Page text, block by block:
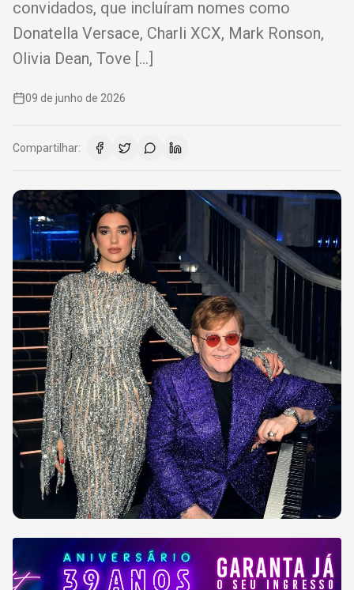
convidados, que incluíram nomes como
Donatella Versace, Charli XCX, Mark Ronson,
Olivia Dean, Tove […]
09 de junho de 2026
Compartilhar: